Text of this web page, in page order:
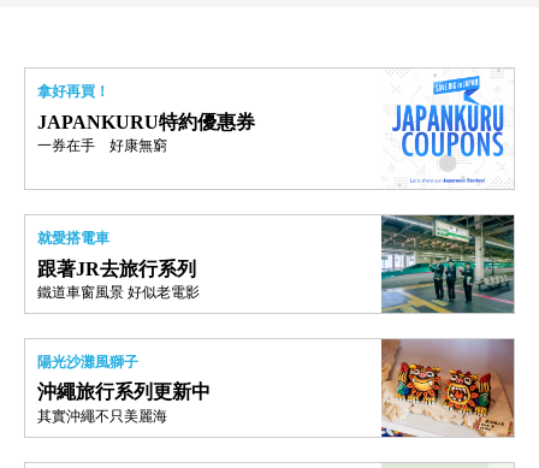
拿好再買！
JAPANKURU特約優惠券
一券在手 好康無窮
就愛搭電車
跟著JR去旅行系列
鐵道車窗風景 好似老電影
陽光沙灘風獅子
沖繩旅行系列更新中
其實沖繩不只美麗海